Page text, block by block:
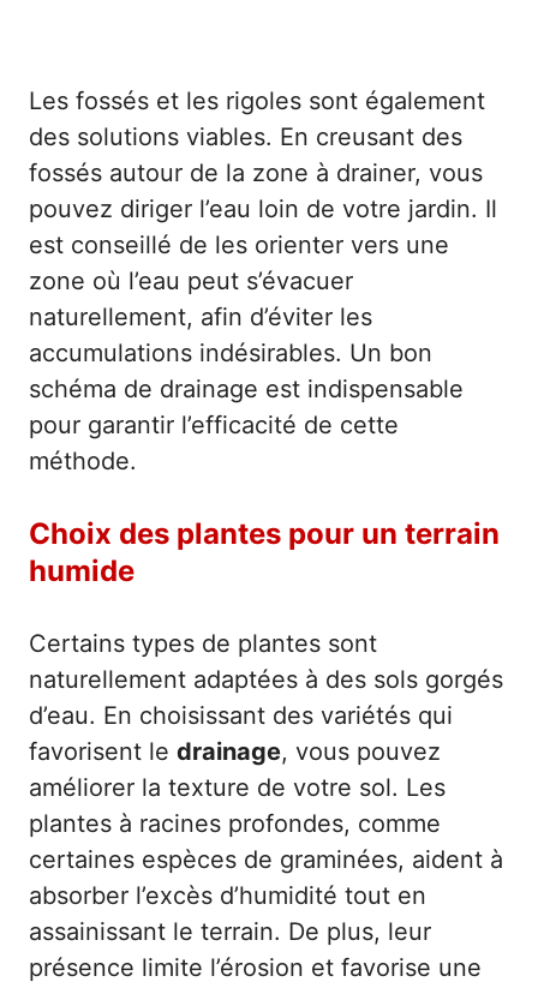
Les fossés et les rigoles sont également
des solutions viables. En creusant des
fossés autour de la zone à drainer, vous
pouvez diriger l’eau loin de votre jardin. Il
est conseillé de les orienter vers une
zone où l’eau peut s’évacuer
naturellement, afin d’éviter les
accumulations indésirables. Un bon
schéma de drainage est indispensable
pour garantir l’efficacité de cette
méthode.
Choix des plantes pour un terrain
humide
Certains types de plantes sont
naturellement adaptées à des sols gorgés
d’eau. En choisissant des variétés qui
favorisent le drainage, vous pouvez
améliorer la texture de votre sol. Les
plantes à racines profondes, comme
certaines espèces de graminées, aident à
absorber l’excès d’humidité tout en
assainissant le terrain. De plus, leur
présence limite l’érosion et favorise une